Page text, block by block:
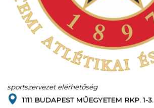
sportszervezet elérhetőség
1111 BUDAPEST MŰEGYETEM RKP. 1-3.